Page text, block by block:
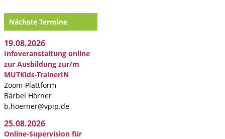
Nächste Termine
19.08.2026
Infoveranstaltung online
zur Ausbildung zur/m
MUTKids-TrainerIN
Zoom-Plattform
Bärbel Hörner
b.hoerner@vpip.de
25.08.2026
Online-Supervision für